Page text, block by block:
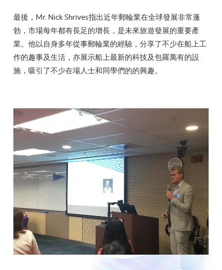
最後，Mr. Nick Shrives指出近年郵輪業在全球發展非常蓬
勃，市場每年都有長足的增長，是未來旅遊發展的重要產
業。他以自身多年從事郵輪業的經驗，分享了不少在船上工
作的趣事及生活，亦展示船上最新的科技及包羅萬有的設
施，吸引了不少在場人士和同學們的的興趣。